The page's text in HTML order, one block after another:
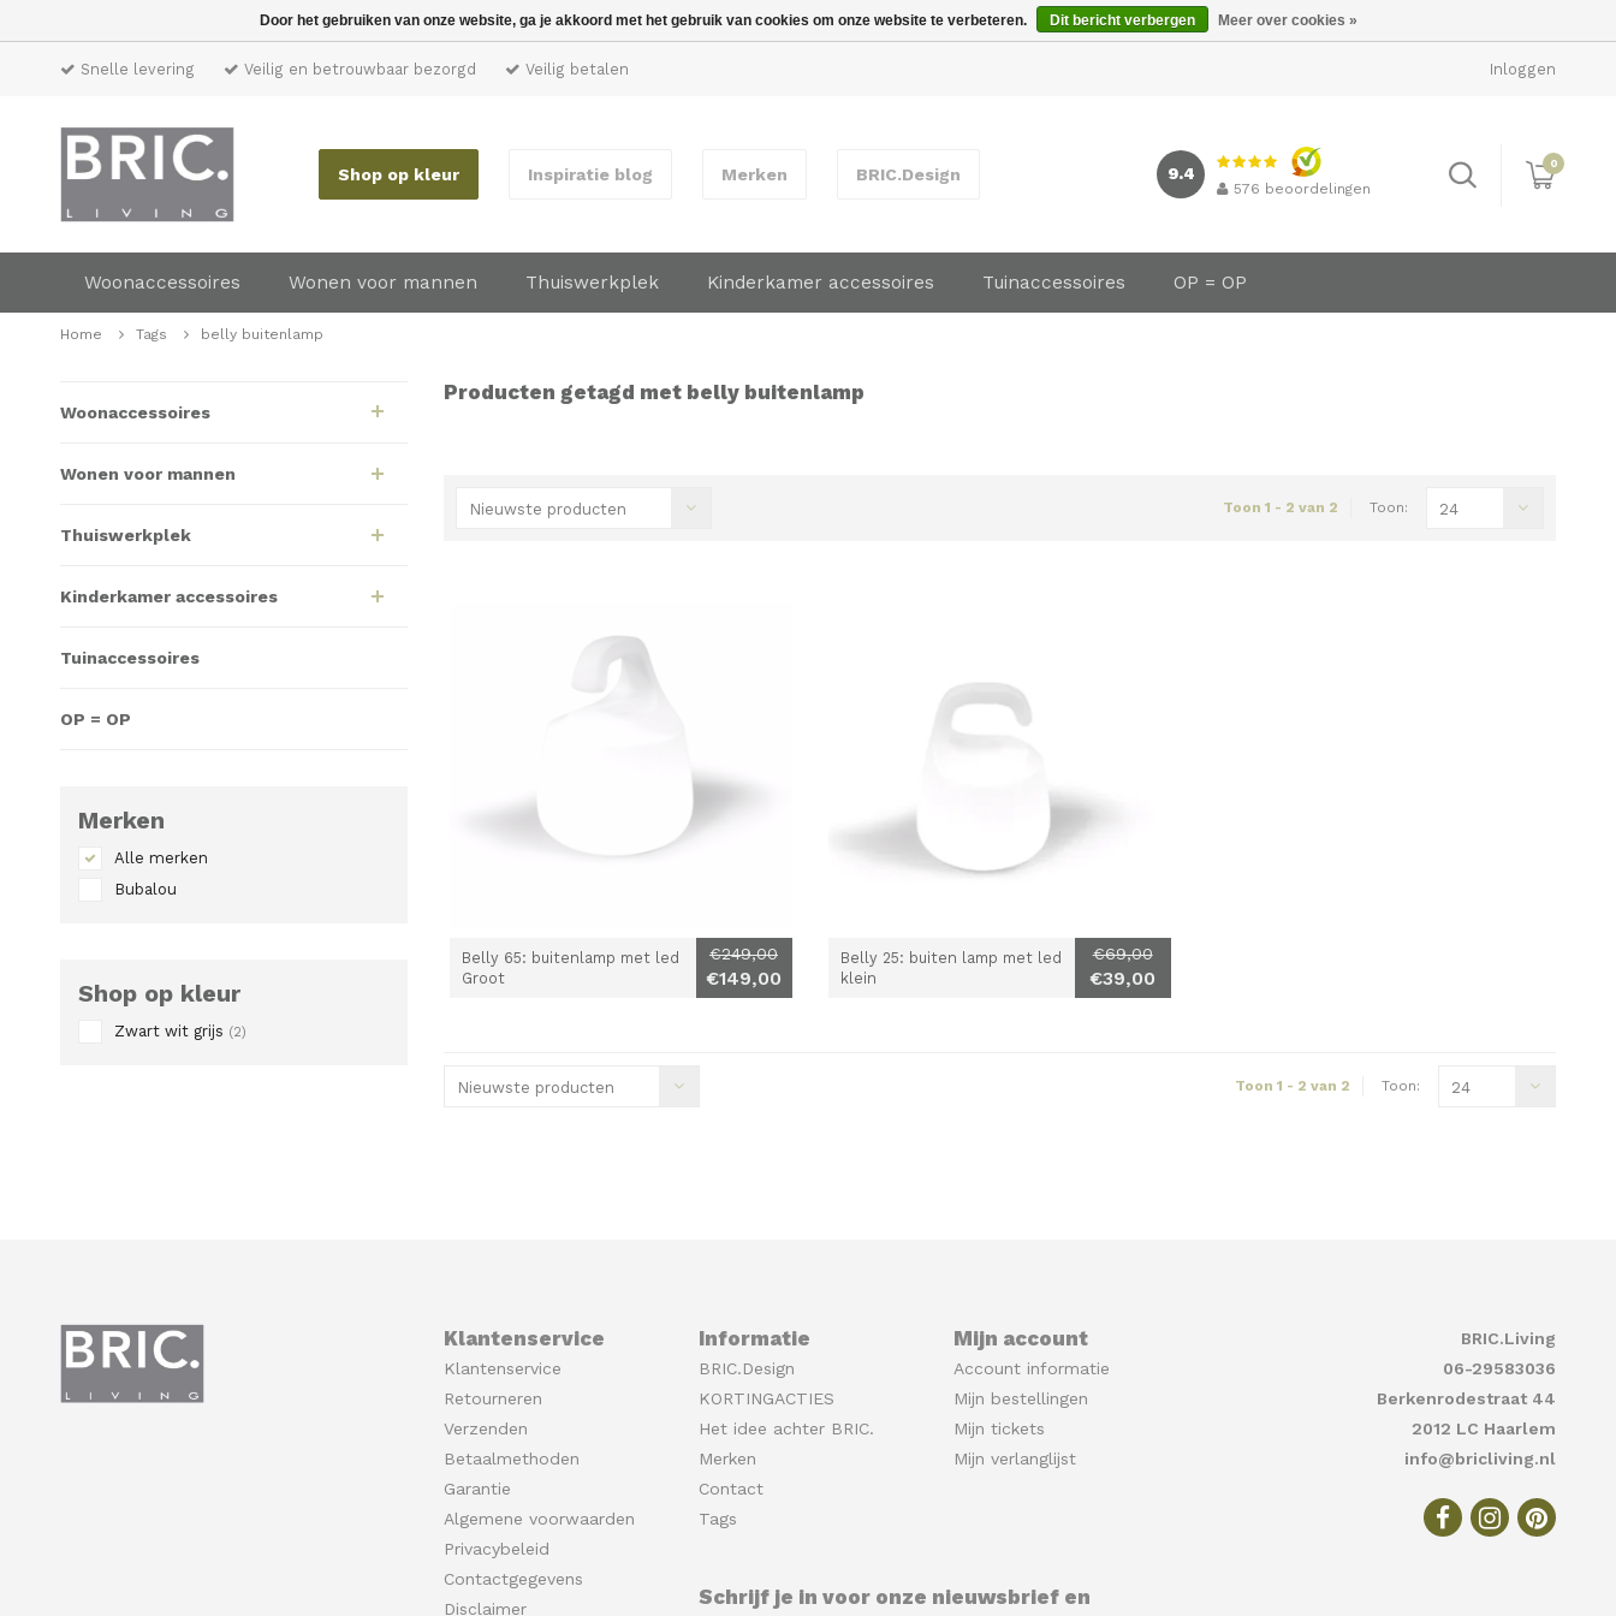
Snelle levering Veilig en betrouwbaar bezorgd Veilig betalen Inloggen
Shop op kleur Inspiratie blog Merken BRIC.Design 9.4
576 beoordelingen
0
Woonaccessoires Wonen voor mannen Thuiswerkplek Kinderkamer accessoires Tuinaccessoires OP = OP
Home Tags belly buitenlamp
Woonaccessoires
Wonen voor mannen
Thuiswerkplek
Kinderkamer accessoires
Tuinaccessoires
OP = OP
Merken
Alle merken
Bubalou
Shop op kleur
Zwart wit grijs (2)
Producten getagd met belly buitenlamp
Nieuwste producten Toon 1 - 2 van 2 Toon: 24
Belly 65: buitenlamp met led
Groot
€249,00
€149,00
Belly 25: buiten lamp met led
klein
€69,00
€39,00
Nieuwste producten Toon 1 - 2 van 2 Toon: 24
Klantenservice
Klantenservice
Retourneren
Verzenden
Betaalmethoden
Garantie
Algemene voorwaarden
Privacybeleid
Contactgegevens
Disclaimer
Informatie
BRIC.Design
KORTINGACTIES
Het idee achter BRIC.
Merken
Contact
Tags
Mijn account
Account informatie
Mijn bestellingen
Mijn tickets
Mijn verlanglijst
Schrijf je in voor onze nieuwsbrief en
BRIC.Living
06-29583036
Berkenrodestraat 44
2012 LC Haarlem
info@bricliving.nl
Door het gebruiken van onze website, ga je akkoord met het gebruik van cookies om onze website te verbeteren. Dit bericht verbergen Meer over cookies »